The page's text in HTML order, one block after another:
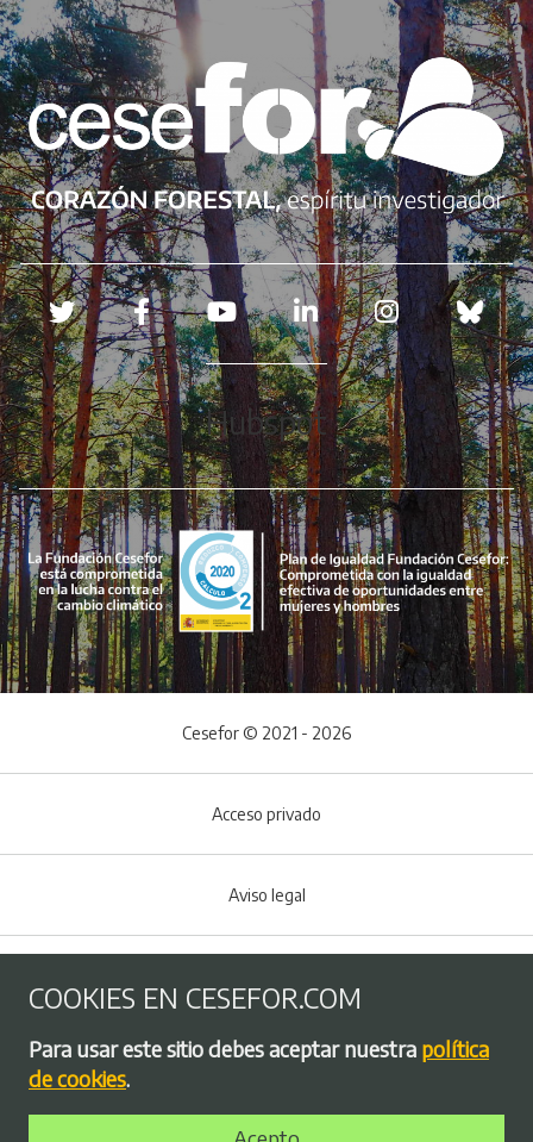
Redes sociales
Hubspot
Menú del pie
Cesefor © 2021 - 2026
Acceso privado
Aviso legal
Política de privacidad
COOKIES EN CESEFOR.COM
Para usar este sitio debes aceptar nuestra política
de cookies.